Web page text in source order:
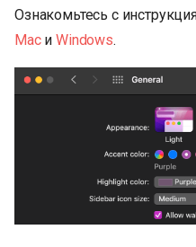
Ознакомьтесь с
MacиWindows.